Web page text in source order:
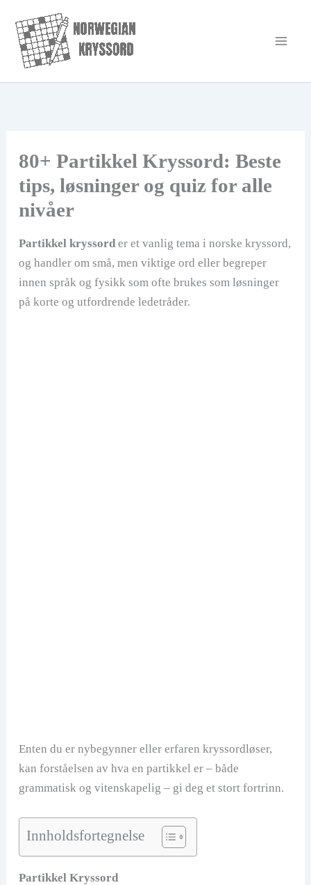
rett
innholdet
80+ Partikkel Kryssord: Beste
tips, løsninger og quiz for alle
nivåer
Partikkel kryssorder et vanlig tema i norske kryssord,
og handler om små, men viktige ord eller begreper
innen språk og fysikk som ofte brukes som løsninger
på korte og utfordrende ledetråder.
Enten du er nybegynner eller erfaren kryssordløser,
kan forståelsen av hva en partikkel er – både
grammatisk og vitenskapelig – gi deg et stort fortrinn.
Innholdsfortegnelse
Partikkel Kryssord